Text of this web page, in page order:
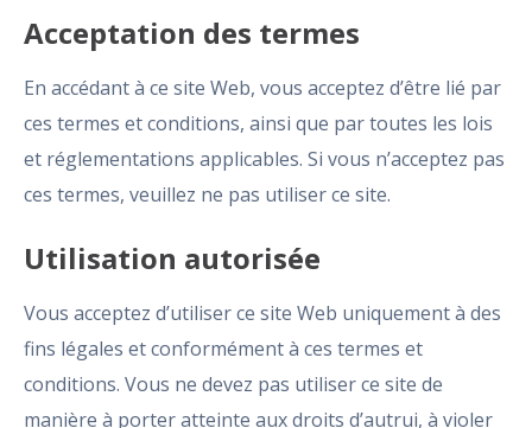
Acceptation des termes
En accédant à ce site Web, vous acceptez d’être lié par
ces termes et conditions, ainsi que par toutes les lois
et réglementations applicables. Si vous n’acceptez pas
ces termes, veuillez ne pas utiliser ce site.
Utilisation autorisée
Vous acceptez d’utiliser ce site Web uniquement à des
fins légales et conformément à ces termes et
conditions. Vous ne devez pas utiliser ce site de
manière à porter atteinte aux droits d’autrui, à violer